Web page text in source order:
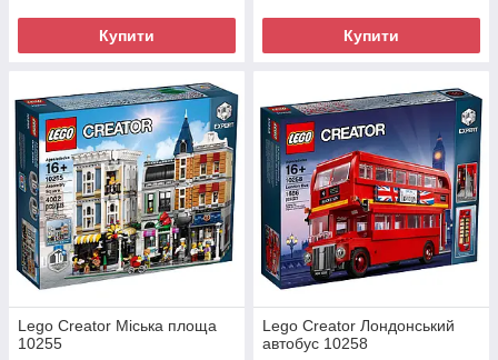
Купити Купити
Lego Creator Міська площа
10255
Lego Creator Лондонський
автобус 10258